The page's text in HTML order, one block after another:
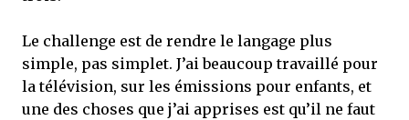
Le challenge est de rendre le langage plus
simple, pas simplet. J’ai beaucoup travaillé pour
la télévision, sur les émissions pour enfants, et
une des choses que j’ai apprises est qu’il ne faut